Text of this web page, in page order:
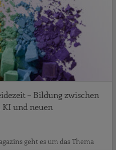
– Bildung zwischen
und neuen
geht es um das Thema